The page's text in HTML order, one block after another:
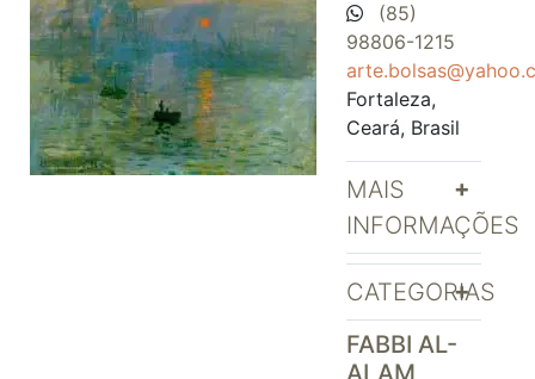
(85)
98806-1215
Fortaleza,
Ceará, Brasil
MAIS
INFORMAÇÕES
CATEGORIAS
FABBI AL-
ALAM